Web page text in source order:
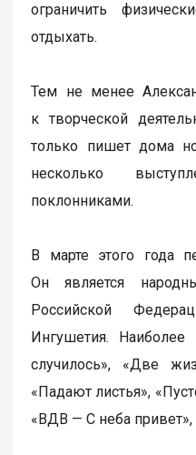
ограничить
отдыхать.
Тем не менее
к творческой
только пишет дома
несколько
поклонниками.
В марте этого года
Он является
Российской
Ингушетия.
случилось», «Две
«Падают листья»,
«ВДВ — С неба